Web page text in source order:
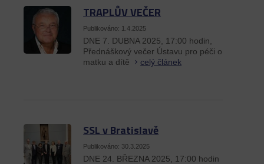
TRAPLŮV VEČER
Publikováno: 1.4.2025
DNE 7. DUBNA 2025, 17:00 hodin,
Přednáškový večer Ústavu pro péči o
matku a dítě
celý článek
SSL v Bratislavě
Publikováno: 30.3.2025
DNE 24. BŘEZNA 2025, 17:00 hodin